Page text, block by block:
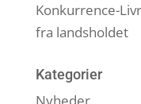
Konkurrence-
fra landsholdet
Kategorier